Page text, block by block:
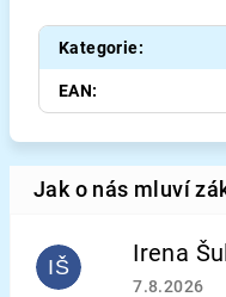
Kategorie:
EAN:
IŠ Irena
Hodnocení
7.8.2026